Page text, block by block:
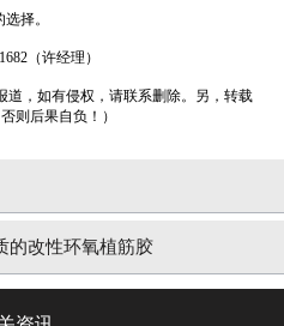
择。
（许经理）
道，如有侵权，请联系删除。另，转载
则后果自负！）
的改性环氧植筋胶